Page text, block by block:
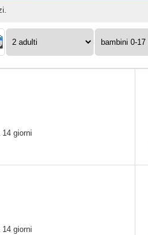
17
anni:
giorni
giorni